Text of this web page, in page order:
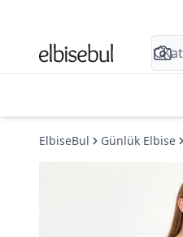
ElbiseBul Günlük Elbise